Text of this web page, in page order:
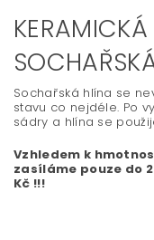
Sochařská hlína se
stavu co nejdéle. Po
sádry a hlína se
Vzhledem k
zasíláme pouze do
Kč !!!